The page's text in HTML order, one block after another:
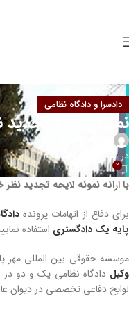
دادسرا و دادگاه نظامی
نمونه لایحه
در تاریخ بهمن 18, 1399
2
با ارائه نمونه لایحه تجدید
برای دفاع از اتهامات پرونده
پایه یک دادگستری استفاده
موسسه حقوقی بین المللی مهر
وکیل دادگاه نظامی یک و دو در
لوایح دفاعی تخصصی در دیوان